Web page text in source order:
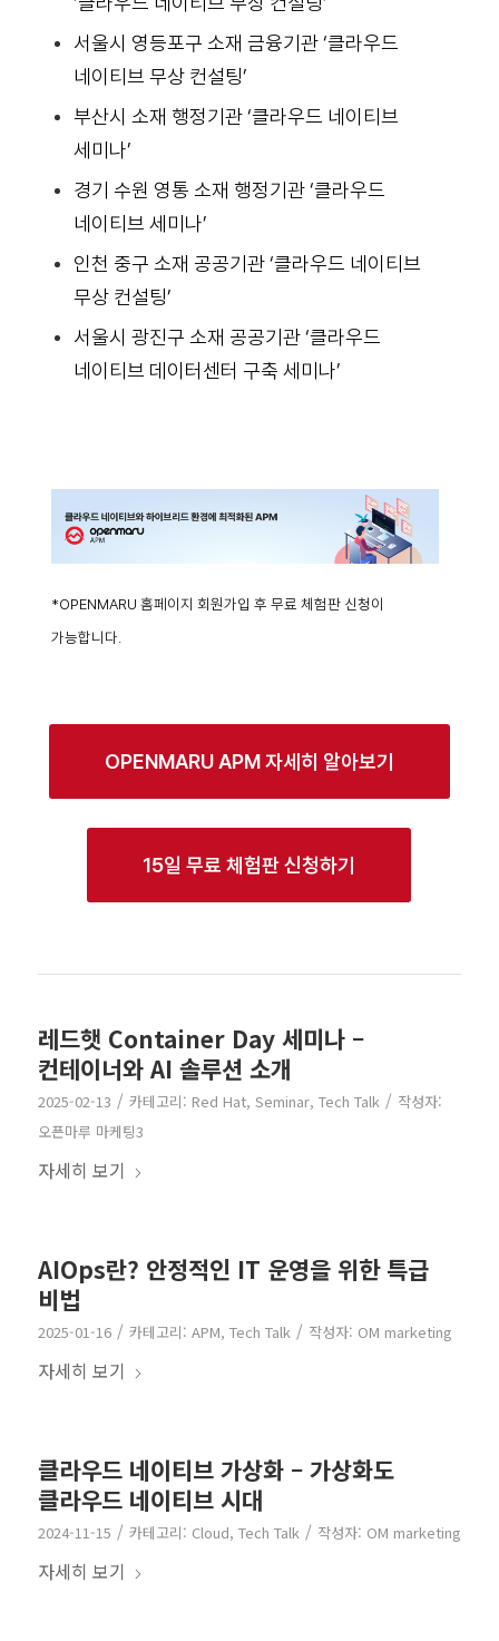
서울시 영등포구 소재 금융기관 ‘클라우드
네이티브 무상 컨설팅’
부산시 소재 행정기관 ‘클라우드 네이티브
세미나’
경기 수원 영통 소재 행정기관 ‘클라우드
네이티브 세미나’
인천 중구 소재 공공기관 ‘클라우드 네이티브
무상 컨설팅’
서울시 광진구 소재 공공기관 ‘클라우드
네이티브 데이터센터 구축 세미나’
*OPENMARU 홈페이지 회원가입 후 무료 체험판 신청이
가능합니다.
OPENMARU APM 자세히 알아보기
15일 무료 체험판 신청하기
레드햇 Container Day 세미나 –
컨테이너와 AI 솔루션 소개
2025-02-13 / 카테고리: Red Hat, Seminar, Tech Talk / 작성자:
오픈마루 마케팅3
자세히 보기
AIOps란? 안정적인 IT 운영을 위한 특급
비법
2025-01-16 / 카테고리: APM, Tech Talk / 작성자: OM marketing
자세히 보기
클라우드 네이티브 가상화 – 가상화도
클라우드 네이티브 시대
2024-11-15 / 카테고리: Cloud, Tech Talk / 작성자: OM marketing
자세히 보기